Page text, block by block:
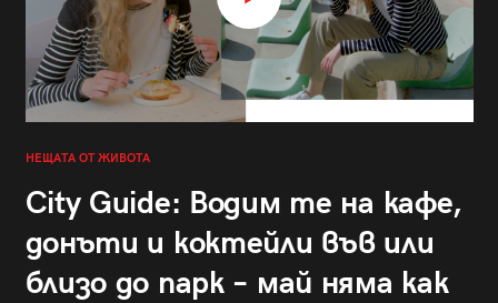
НЕЩАТА ОТ ЖИВОТА
City Guide: Водим те на кафе,
донъти и коктейли във или
близо до парк – май няма как